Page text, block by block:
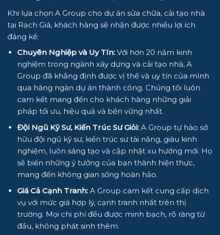
Khi lựa chọn A Group cho dự án sửa chữa, cải tạo nhà
tại Rạch Giá, khách hàng sẽ nhận được nhiều lợi ích
đáng kể:
Chuyên Nghiệp và Uy Tín:Với hơn 20 năm kinh
nghiệm trong ngành xây dựng và cải tạo nhà, A
Group đã khẳng định được vị thế và uy tín của mình
qua hàng ngàn dự án thành công. Chúng tôi luôn
cam kết mang đến cho khách hàng những giải
pháp tối ưu, hiệu quả và bền vững nhất.
Đội Ngũ Kỹ Sư, Kiến Trúc Sư Giỏi: A Group tự hào sở
hữu đội ngũ kỹ sư, kiến trúc sư tài năng, giàu kinh
nghiệm, luôn sáng tạo và cập nhật xu hướng mới. Họ
sẽ biến những ý tưởng của bạn thành hiện thực,
mang đến không gian sống hoàn hảo.
Giá Cả Cạnh Tranh: A Group cam kết cung cấp dịch
vụ với mức giá hợp lý, cạnh tranh nhất trên thị
trường. Mọi chi phí đều được minh bạch, rõ ràng từ
đầu, không phát sinh thêm.